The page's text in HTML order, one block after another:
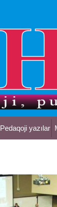
Pedaqoji yazılar